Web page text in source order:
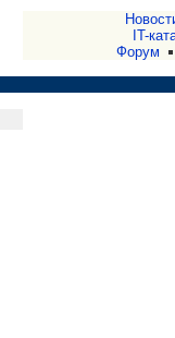
IT-
Форум